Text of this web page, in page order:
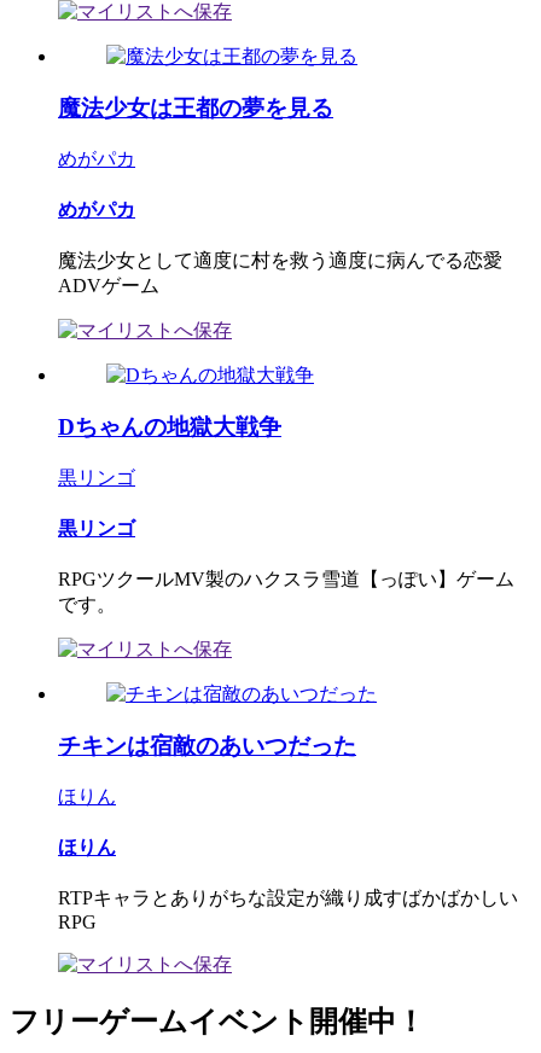
魔法少女は王都の夢を見る
めがパカ
めがパカ
魔法少女として適度に村を救う適度に病んでる恋愛
ADVゲーム
Dちゃんの地獄大戦争
黒リンゴ
黒リンゴ
RPGツクールMV製のハクスラ雪道【っぽい】ゲーム
です。
チキンは宿敵のあいつだった
ほりん
ほりん
RTPキャラとありがちな設定が織り成すばかばかしい
RPG
フリーゲームイベント開催中！